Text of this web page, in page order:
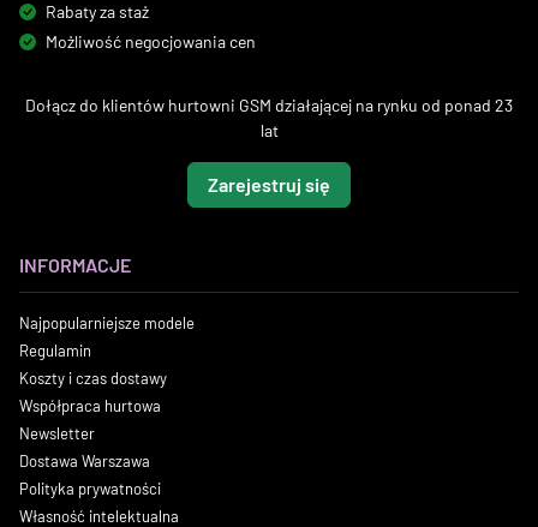
Rabaty za staż
Możliwość negocjowania cen
Dołącz do klientów hurtowni GSM działającej na rynku od ponad 23
lat
Zarejestruj się
INFORMACJE
Najpopularniejsze modele
Regulamin
Koszty i czas dostawy
Współpraca hurtowa
Newsletter
Dostawa Warszawa
Polityka prywatności
Własność intelektualna